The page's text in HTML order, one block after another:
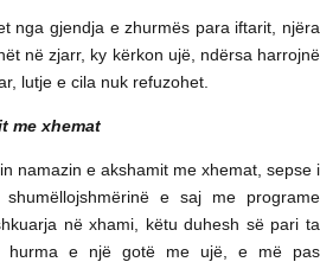
nga gjendja e zhurmës para iftarit, njëra
në zjarr, ky kërkon ujë, ndërsa harrojnë
lutje e cila nuk refuzohet.
me xhemat
namazin e akshamit me xhemat, sepse i
e saj me programe
në xhami, këtu duhesh së pari ta
hurma e një gotë me ujë, e më pas